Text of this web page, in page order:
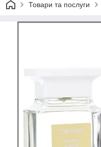
Товари та послуги